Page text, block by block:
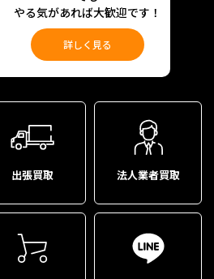
やる気があれば大歓迎です！
詳しく見る
出張買取 法人業者買取